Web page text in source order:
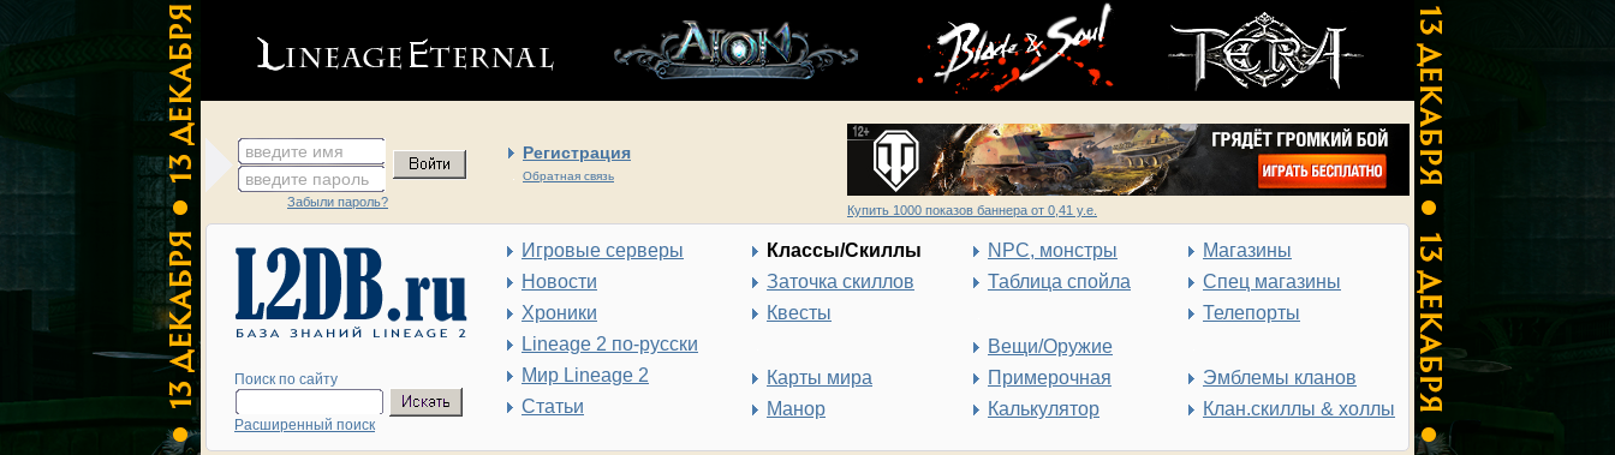
введите имя Регистрация
Обратная связь
введите пароль
Забыли пароль?
Купить 1000 показов баннера от 0,41 у.е.
Поиск по сайту
Расширенный поиск
Игровые серверы
Новости
Хроники
Lineage 2 по-русски
Мир Lineage 2
Статьи
Классы/Скиллы
Заточка скиллов
Квесты
Карты мира
Манор
NPC, монстры
Таблица спойла
Вещи/Оружие
Примерочная
Калькулятор
Магазины
Спец магазины
Телепорты
Эмблемы кланов
Клан.скиллы & холлы